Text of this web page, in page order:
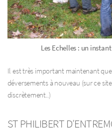
Les Echelles : un
Il est très important maintenant
déversements à nouveau (sur ce
discrètement..)
ST PHILIBERT